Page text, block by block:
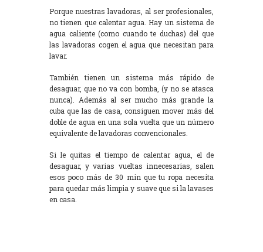
Porque nuestras lavadoras, al ser profesionales,
no tienen que calentar agua. Hay un sistema de
agua caliente (como cuando te duchas) del que
las lavadoras cogen el agua que necesitan para
lavar.
También tienen un sistema más rápido de
desaguar, que no va con bomba, (y no se atasca
nunca). Además al ser mucho más grande la
cuba que las de casa, consiguen mover más del
doble de agua en una sola vuelta que un número
equivalente de lavadoras convencionales.
Si le quitas el tiempo de calentar agua, el de
desaguar, y varias vueltas innecesarias, salen
esos poco más de 30 min que tu ropa necesita
para quedar más limpia y suave que si la lavases
en casa.